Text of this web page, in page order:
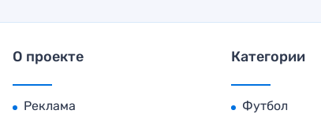
О проекте
Реклама
Категории
Футбол